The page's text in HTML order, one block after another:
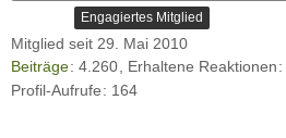
Engagiertes Mitglied
Mitglied seit 29. Mai 2010
Beiträge 4.260 Erhaltene Reaktionen
Profil-Aufrufe
164